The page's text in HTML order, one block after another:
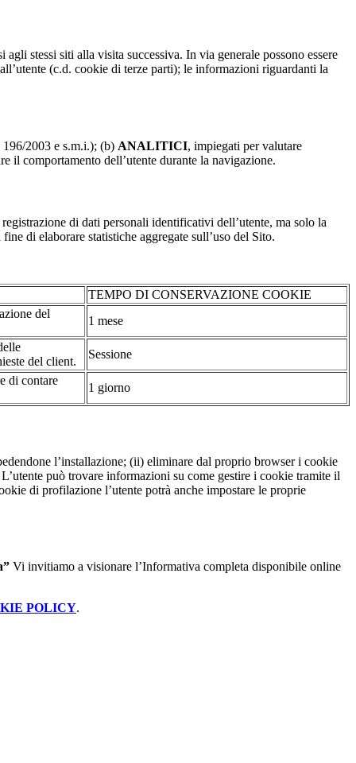
stessi siti alla visita successiva. In via generale possono essere
(c.d. cookie di terze parti); le informazioni riguardanti la
2003 e s.m.i.); (b) ANALITICI, impiegati per valutare
il comportamento dell’utente durante la navigazione.
di dati personali identificativi dell’utente, ma solo la
di elaborare statistiche aggregate sull’uso del Sito.
TEMPO DI CONSERVAZIONE COOKIE
del
1 mese
del client.
Sessione
di contare
1 giorno
l’installazione; (ii) eliminare dal proprio browser i cookie
può trovare informazioni su come gestire i cookie tramite il
di profilazione l’utente potrà anche impostare le proprie
Vi invitiamo a visionare l’Informativa completa disponibile online
POLICY.